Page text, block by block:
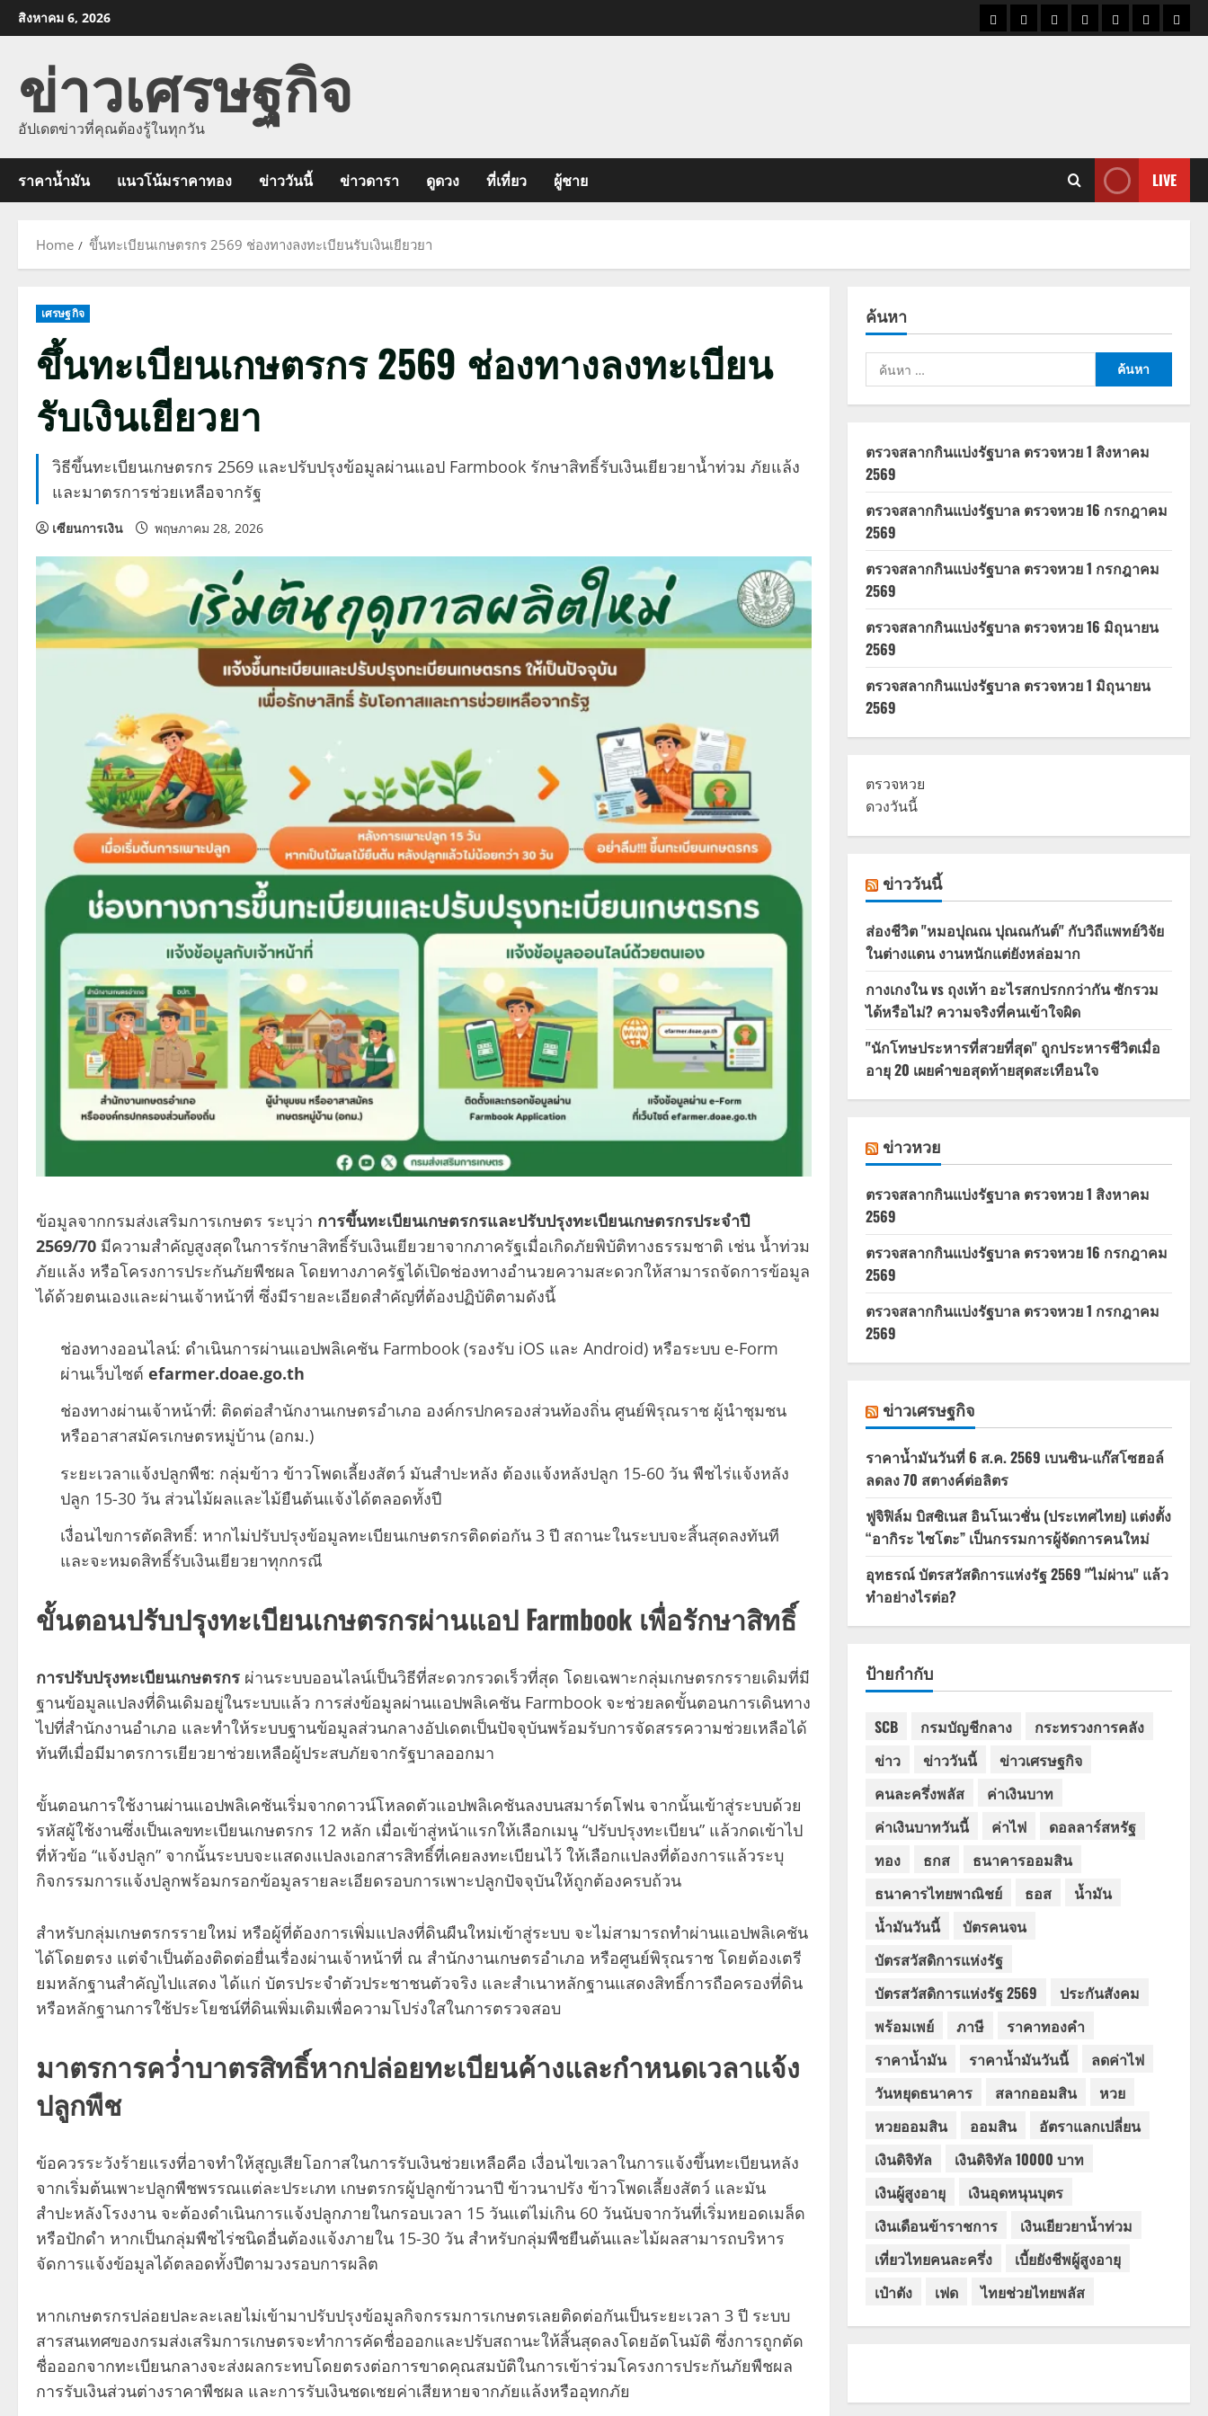
Skip
to
สิงหาคม 6, 2026
ราคาแนว
ข่าว
ข่าว
ดูด
ที่
ผู้ชา
ข่าวเศรษฐกิจ
อัปเดตข่าวที่คุณต้องรู้ในทุกวัน
ราคาน้ำมัน แนวโน้มราคาทอง ข่าววันนี้ ข่าวดารา ดูดวง ที่เที่ยว ผู้ชาย LIVE
Home ขึ้นทะเบียนเกษตรกร 2569 ช่องทางลงทะเบียนรับเงินเยียวยา
เศรษฐกิจ
ขึ้นทะเบียนเกษตรกร 2569 ช่องทางลงทะเบียน
รับเงินเยียวยา
วิธีขึ้นทะเบียนเกษตรกร 2569 และปรับปรุงข้อมูลผ่านแอป Farmbook รักษาสิทธิ์รับเงินเยียวยาน้ำท่วม ภัยแล้ง
และมาตรการช่วยเหลือจากรัฐ
เซียนการเงิน พฤษภาคม 28, 2026
ข้อมูลจากกรมส่งเสริมการเกษตร ระบุว่า การขึ้นทะเบียนเกษตรกรและปรับปรุงทะเบียนเกษตรกรประจำปี
2569/70 มีความสำคัญสูงสุดในการรักษาสิทธิ์รับเงินเยียวยาจากภาครัฐเมื่อเกิดภัยพิบัติทางธรรมชาติ เช่น น้ำท่วม
ภัยแล้ง หรือโครงการประกันภัยพืชผล โดยทางภาครัฐได้เปิดช่องทางอำนวยความสะดวกให้สามารถจัดการข้อมูล
ได้ด้วยตนเองและผ่านเจ้าหน้าที่ ซึ่งมีรายละเอียดสำคัญที่ต้องปฏิบัติตามดังนี้
ช่องทางออนไลน์: ดำเนินการผ่านแอปพลิเคชัน Farmbook (รองรับ iOS และ Android) หรือระบบ e-Form
ผ่านเว็บไซต์ efarmer.doae.go.th
ช่องทางผ่านเจ้าหน้าที่: ติดต่อสำนักงานเกษตรอำเภอ องค์กรปกครองส่วนท้องถิ่น ศูนย์พิรุณราช ผู้นำชุมชน
หรืออาสาสมัครเกษตรหมู่บ้าน (อกม.)
ระยะเวลาแจ้งปลูกพืช: กลุ่มข้าว ข้าวโพดเลี้ยงสัตว์ มันสำปะหลัง ต้องแจ้งหลังปลูก 15-60 วัน พืชไร่แจ้งหลัง
ปลูก 15-30 วัน ส่วนไม้ผลและไม้ยืนต้นแจ้งได้ตลอดทั้งปี
เงื่อนไขการตัดสิทธิ์: หากไม่ปรับปรุงข้อมูลทะเบียนเกษตรกรติดต่อกัน 3 ปี สถานะในระบบจะสิ้นสุดลงทันที
และจะหมดสิทธิ์รับเงินเยียวยาทุกกรณี
ขั้นตอนปรับปรุงทะเบียนเกษตรกรผ่านแอป Farmbook เพื่อรักษาสิทธิ์
การปรับปรุงทะเบียนเกษตรกร ผ่านระบบออนไลน์เป็นวิธีที่สะดวกรวดเร็วที่สุด โดยเฉพาะกลุ่มเกษตรกรรายเดิมที่มี
ฐานข้อมูลแปลงที่ดินเดิมอยู่ในระบบแล้ว การส่งข้อมูลผ่านแอปพลิเคชัน Farmbook จะช่วยลดขั้นตอนการเดินทาง
ไปที่สำนักงานอำเภอ และทำให้ระบบฐานข้อมูลส่วนกลางอัปเดตเป็นปัจจุบันพร้อมรับการจัดสรรความช่วยเหลือได้
ทันทีเมื่อมีมาตรการเยียวยาช่วยเหลือผู้ประสบภัยจากรัฐบาลออกมา
ขั้นตอนการใช้งานผ่านแอปพลิเคชันเริ่มจากดาวน์โหลดตัวแอปพลิเคชันลงบนสมาร์ตโฟน จากนั้นเข้าสู่ระบบด้วย
รหัสผู้ใช้งานซึ่งเป็นเลขทะเบียนเกษตรกร 12 หลัก เมื่อเข้าสู่หน้าแรกให้เลือกเมนู “ปรับปรุงทะเบียน” แล้วกดเข้าไป
ที่หัวข้อ “แจ้งปลูก” จากนั้นระบบจะแสดงแปลงเอกสารสิทธิ์ที่เคยลงทะเบียนไว้ ให้เลือกแปลงที่ต้องการแล้วระบุ
กิจกรรมการแจ้งปลูกพร้อมกรอกข้อมูลรายละเอียดรอบการเพาะปลูกปัจจุบันให้ถูกต้องครบถ้วน
สำหรับกลุ่มเกษตรกรรายใหม่ หรือผู้ที่ต้องการเพิ่มแปลงที่ดินผืนใหม่เข้าสู่ระบบ จะไม่สามารถทำผ่านแอปพลิเคชัน
ได้โดยตรง แต่จำเป็นต้องติดต่อยื่นเรื่องผ่านเจ้าหน้าที่ ณ สำนักงานเกษตรอำเภอ หรือศูนย์พิรุณราช โดยต้องเตรี
ยมหลักฐานสำคัญไปแสดง ได้แก่ บัตรประจำตัวประชาชนตัวจริง และสำเนาหลักฐานแสดงสิทธิ์การถือครองที่ดิน
หรือหลักฐานการใช้ประโยชน์ที่ดินเพิ่มเติมเพื่อความโปร่งใสในการตรวจสอบ
มาตรการคว่ำบาตรสิทธิ์หากปล่อยทะเบียนค้างและกำหนดเวลาแจ้ง
ปลูกพืช
ข้อควรระวังร้ายแรงที่อาจทำให้สูญเสียโอกาสในการรับเงินช่วยเหลือคือ เงื่อนไขเวลาในการแจ้งขึ้นทะเบียนหลัง
จากเริ่มต้นเพาะปลูกพืชพรรณแต่ละประเภท เกษตรกรผู้ปลูกข้าวนาปี ข้าวนาปรัง ข้าวโพดเลี้ยงสัตว์ และมัน
สำปะหลังโรงงาน จะต้องดำเนินการแจ้งปลูกภายในกรอบเวลา 15 วันแต่ไม่เกิน 60 วันนับจากวันที่เริ่มหยอดเมล็ด
หรือปักดำ หากเป็นกลุ่มพืชไร่ชนิดอื่นต้องแจ้งภายใน 15-30 วัน สำหรับกลุ่มพืชยืนต้นและไม้ผลสามารถบริหาร
จัดการแจ้งข้อมูลได้ตลอดทั้งปีตามวงรอบการผลิต
หากเกษตรกรปล่อยปละละเลยไม่เข้ามาปรับปรุงข้อมูลกิจกรรมการเกษตรเลยติดต่อกันเป็นระยะเวลา 3 ปี ระบบ
สารสนเทศของกรมส่งเสริมการเกษตรจะทำการคัดชื่อออกและปรับสถานะให้สิ้นสุดลงโดยอัตโนมัติ ซึ่งการถูกตัด
ชื่อออกจากทะเบียนกลางจะส่งผลกระทบโดยตรงต่อการขาดคุณสมบัติในการเข้าร่วมโครงการประกันภัยพืชผล
การรับเงินส่วนต่างราคาพืชผล และการรับเงินชดเชยค่าเสียหายจากภัยแล้งหรืออุทกภัย
ค้นหา
ค้นหา
สำหรับ:
ตรวจสลากกินแบ่งรัฐบาล ตรวจหวย 1 สิงหาคม
2569
ตรวจสลากกินแบ่งรัฐบาล ตรวจหวย 16 กรกฎาคม
2569
ตรวจสลากกินแบ่งรัฐบาล ตรวจหวย 1 กรกฎาคม
2569
ตรวจสลากกินแบ่งรัฐบาล ตรวจหวย 16 มิถุนายน
2569
ตรวจสลากกินแบ่งรัฐบาล ตรวจหวย 1 มิถุนายน
2569
ตรวจหวย
ดวงวันนี้
ข่าววันนี้
ส่องชีวิต "หมอปุณณ ปุณณกันต์" กับวิถีแพทย์วิจัย
ในต่างแดน งานหนักแต่ยังหล่อมาก
กางเกงใน vs ถุงเท้า อะไรสกปรกกว่ากัน ซักรวม
ได้หรือไม่? ความจริงที่คนเข้าใจผิด
"นักโทษประหารที่สวยที่สุด" ถูกประหารชีวิตเมื่อ
อายุ 20 เผยคำขอสุดท้ายสุดสะเทือนใจ
ข่าวหวย
ตรวจสลากกินแบ่งรัฐบาล ตรวจหวย 1 สิงหาคม
2569
ตรวจสลากกินแบ่งรัฐบาล ตรวจหวย 16 กรกฎาคม
2569
ตรวจสลากกินแบ่งรัฐบาล ตรวจหวย 1 กรกฎาคม
2569
ข่าวเศรษฐกิจ
ราคาน้ำมันวันที่ 6 ส.ค. 2569 เบนซิน-แก๊สโซฮอล์
ลดลง 70 สตางค์ต่อลิตร
ฟูจิฟิล์ม บิสซิเนส อินโนเวชั่น (ประเทศไทย) แต่งตั้ง
“อากิระ ไซโตะ” เป็นกรรมการผู้จัดการคนใหม่
อุทธรณ์ บัตรสวัสดิการแห่งรัฐ 2569 "ไม่ผ่าน" แล้ว
ทำอย่างไรต่อ?
ป้ายกำกับ
SCB กรมบัญชีกลาง
กระทรวงการคลัง
ข่าว
ข่าววันนี้
ข่าวเศรษฐกิจ
คนละครึ่งพลัส
ค่าเงินบาท
ค่าเงินบาทวันนี้
ค่าไฟ
ดอลลาร์สหรัฐ
ทอง
ธกส
ธนาคารออมสิน
ธนาคารไทยพาณิชย์
ธอส
น้ำมัน
น้ำมันวันนี้
บัตรคนจน
บัตรสวัสดิการแห่งรัฐ
บัตรสวัสดิการแห่งรัฐ 2569
ประกันสังคม
พร้อมเพย์
ภาษี
ราคาทองคำ
ราคาน้ำมัน
ราคาน้ำมันวันนี้
ลดค่าไฟ
วันหยุดธนาคาร
สลากออมสิน
หวย
หวยออมสิน
ออมสิน
อัตราแลกเปลี่ยน
เงินดิจิทัล
เงินดิจิทัล 10000 บาท
เงินผู้สูงอายุ
เงินอุดหนุนบุตร
เงินเดือนข้าราชการ
เงินเยียวยาน้ำท่วม
เที่ยวไทยคนละครึ่ง
เบี้ยยังชีพผู้สูงอายุ
เป๋าตัง
เฟด ไทยช่วยไทยพลัส